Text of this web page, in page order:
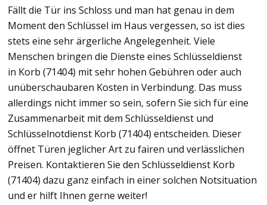
Fällt die Tür ins Schloss und man hat genau in dem
Moment den Schlüssel im Haus vergessen, so ist dies
stets eine sehr ärgerliche Angelegenheit. Viele
Menschen bringen die Dienste eines Schlüsseldienst
in Korb (71404) mit sehr hohen Gebühren oder auch
unüberschaubaren Kosten in Verbindung. Das muss
allerdings nicht immer so sein, sofern Sie sich für eine
Zusammenarbeit mit dem Schlüsseldienst und
Schlüsselnotdienst Korb (71404) entscheiden. Dieser
öffnet Türen jeglicher Art zu fairen und verlässlichen
Preisen. Kontaktieren Sie den Schlüsseldienst Korb
(71404) dazu ganz einfach in einer solchen Notsituation
und er hilft Ihnen gerne weiter!